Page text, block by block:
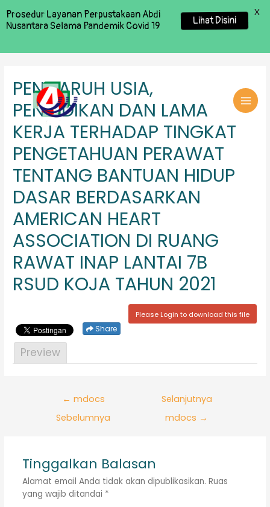
PENGARUH USIA,
PENDIDIKAN DAN LAMA
KERJA TERHADAP TINGKAT
PENGETAHUAN PERAWAT
TENTANG BANTUAN HIDUP
DASAR BERDASARKAN
AMERICAN HEART
ASSOCIATION DI RUANG
RAWAT INAP LANTAI 7B
RSUD KOJA TAHUN 2021
Please Login to download this file
Share
Preview
← mdocs
Sebelumnya
Selanjutnya
mdocs →
Tinggalkan Balasan
Alamat email Anda tidak akan dipublikasikan. Ruas
yang wajib ditandai *
Prosedur Layanan Perpustakaan Abdi
Nusantara Selama Pandemik Covid 19
Lihat Disini
X